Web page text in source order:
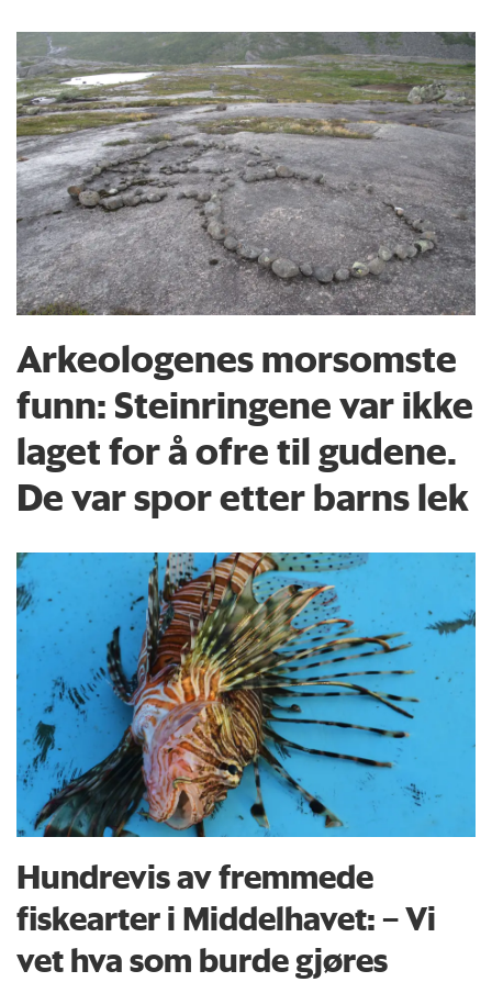
Arkeologenes morsomste
funn: Steinringene var ikke
laget for å ofre til gudene.
De var spor etter barns lek
Hundrevis av fremmede
fiskearter i Middelhavet: – Vi
vet hva som burde gjøres